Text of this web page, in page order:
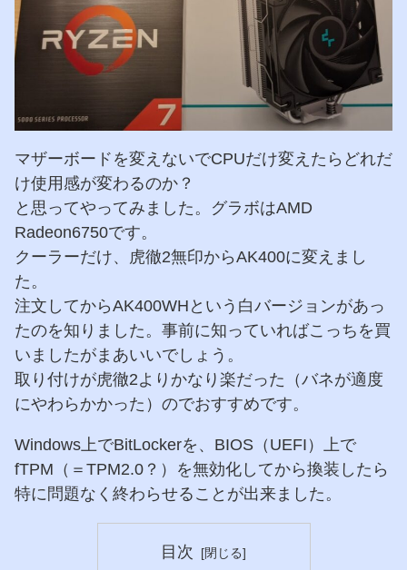
マザーボードを変えないでCPUだけ変えたらどれだ
け使用感が変わるのか？
と思ってやってみました。グラボはAMD
Radeon6750です。
クーラーだけ、虎徹2無印からAK400に変えまし
た。
注文してからAK400WHという白バージョンがあっ
たのを知りました。事前に知っていればこっちを買
いましたがまあいいでしょう。
取り付けが虎徹2よりかなり楽だった（バネが適度
にやわらかかった）のでおすすめです。
Windows上でBitLockerを、BIOS（UEFI）上で
fTPM（＝TPM2.0？）を無効化してから換装したら
特に問題なく終わらせることが出来ました。
目次